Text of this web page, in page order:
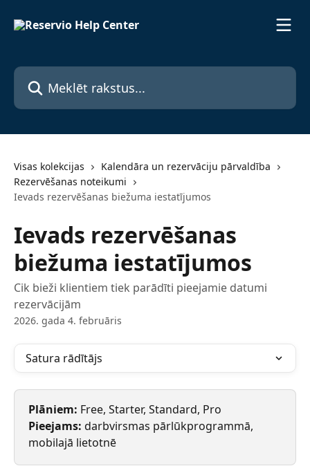
Meklēt rakstus...
Visas kolekcijas
Kalendāra un rezervāciju pārvaldība
Rezervēšanas noteikumi
Ievads rezervēšanas biežuma iestatījumos
Ievads rezervēšanas
biežuma iestatījumos
Cik bieži klientiem tiek parādīti pieejamie datumi
rezervācijām
2026. gada 4. februāris
Satura rādītājs
Plāniem: Free, Starter, Standard, Pro
Pieejams: darbvirsmas pārlūkprogrammā,
mobilajā lietotnē